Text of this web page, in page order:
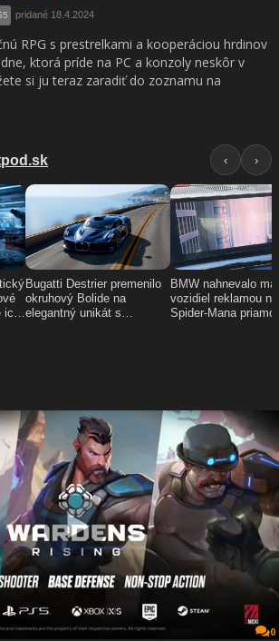
pridané 18.4.2024
RPG s prestrelkami a kooperáciou hrdinov
ktorá príde na PC a konzoly neskôr v
si ju teraz zaradiť do zoznamu na
0